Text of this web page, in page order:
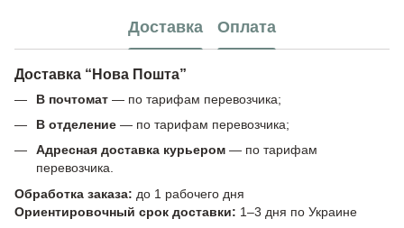
Доставка Оплата
Доставка “Нова Пошта”
В почтомат — по тарифам перевозчика;
В отделение — по тарифам перевозчика;
Адресная доставка курьером — по тарифам
перевозчика.
Обработка заказа: до 1 рабочего дня
Ориентировочный срок доставки: 1–3 дня по Украине